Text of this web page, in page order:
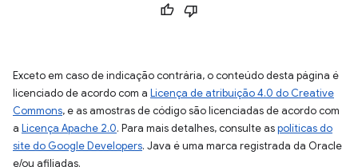
Exceto em caso de indicação contrária, o conteúdo desta página é
licenciado de acordo com a Licença de atribuição 4.0 do Creative
Commons, e as amostras de código são licenciadas de acordo com
a Licença Apache 2.0. Para mais detalhes, consulte aspolíticas do
site do Google Developers. Java é uma marca registrada da Oracle
e/ou afiliadas.